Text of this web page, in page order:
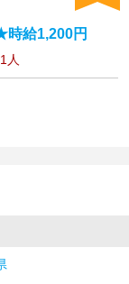
給1,200円
1人